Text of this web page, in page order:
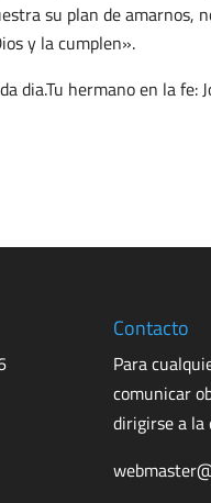
su plan de amarnos,
y la cumplen».
dia.Tu hermano en la fe:
Contacto
Para
comunicar
dirigirse a la